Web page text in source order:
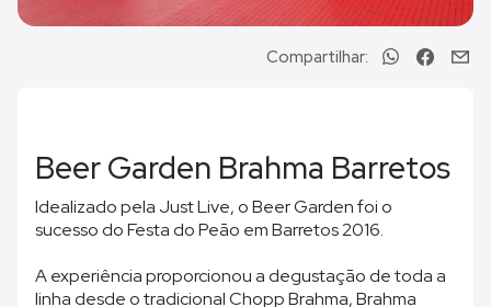
Compartilhar:
Beer Garden Brahma Barretos
Idealizado pela Just Live, o Beer Garden foi o
sucesso do Festa do Peão em Barretos 2016.
A experiência proporcionou a degustação de toda a
linha desde o tradicional Chopp Brahma, Brahma